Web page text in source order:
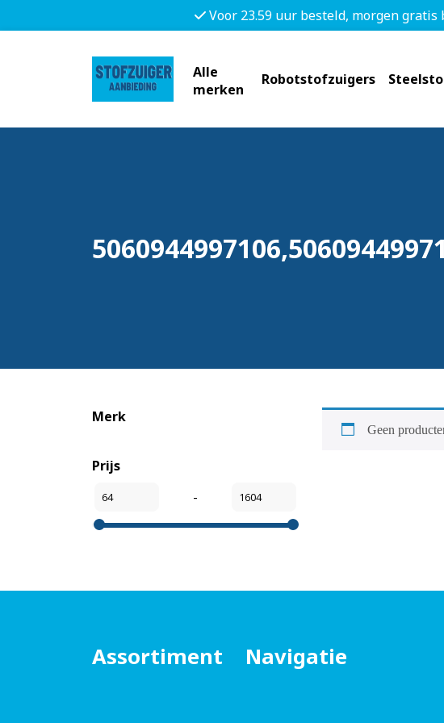
Voor 23.59 uur besteld, morgen gratis
Alle
merken Robotstofzuigers
Merk
Prijs
-
Geen
Assortiment Navigatie